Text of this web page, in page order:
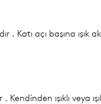
. Katı açı başına ışık
Kendinden ışıklı veya